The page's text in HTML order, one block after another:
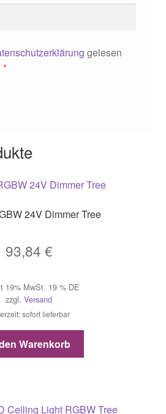
gelesen
*
24V Dimmer Tree
93,84 €
19% MwSt. 19 % DE
zzgl. Versand
sofort lieferbar
Warenkorb